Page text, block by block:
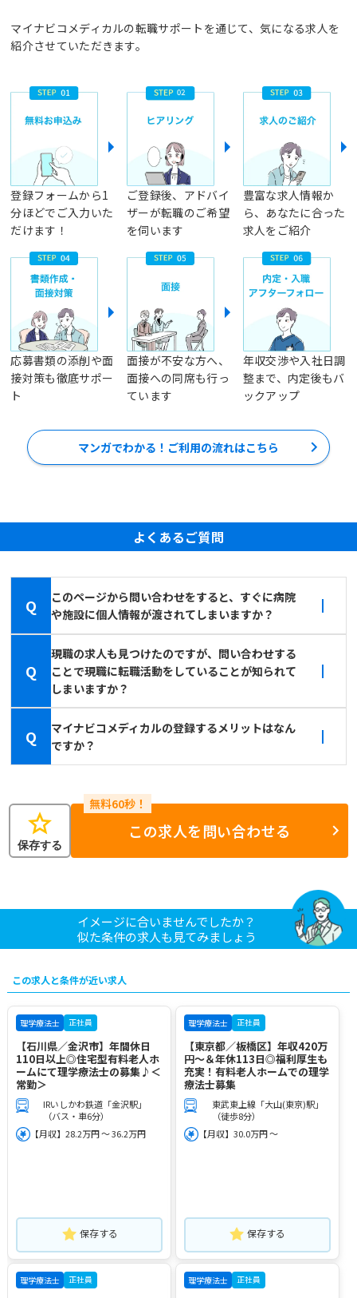
マイナビコメディカルの転職サポートを通じて、気になる求人を
紹介させていただきます。
登録フォームから1
分ほどでご入力いた
だけます！
ご登録後、アドバイ
ザーが転職のご希望
を伺います
豊富な求人情報か
ら、あなたに合った
求人をご紹介
応募書類の添削や面
接対策も徹底サポー
ト
面接が不安な方へ、
面接への同席も行っ
ています
年収交渉や入社日調
整まで、内定後もバ
ックアップ
マンガでわかる！ご利用の流れはこちら
よくあるご質問
Q
このページから問い合わせをすると、すぐに病院
や施設に個人情報が渡されてしまいますか？
Q
現職の求人も見つけたのですが、問い合わせする
ことで現職に転職活動をしていることが知られて
しまいますか？
Q
マイナビコメディカルの登録するメリットはなん
ですか？
star
保存する
この求人を問い合わせる
イメージに合いませんでしたか？
似た条件の求人も見てみましょう
この求人と条件が近い求人
理学療法士 正社員
【石川県／金沢市】年間休日
110日以上◎住宅型有料老人ホ
ームにて理学療法士の募集♪＜
常勤＞
IRいしかわ鉄道「金沢駅」
（バス・車6分）
【月収】28.2万円 ～ 36.2万円
保存する
理学療法士 正社員
【東京都／板橋区】年収420万
円～＆年休113日◎福利厚生も
充実！有料老人ホームでの理学
療法士募集
東武東上線「大山(東京)駅」
（徒歩8分）
【月収】30.0万円 ～
保存する
理学療法士 正社員 理学療法士 正社員